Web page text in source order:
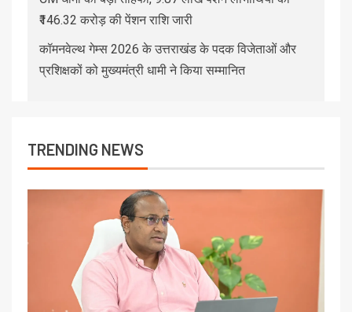
₹146.32 करोड़ की पेंशन राशि जारी
कॉमनवेल्थ गेम्स 2026 के उत्तराखंड के पदक विजेताओं और
प्रशिक्षकों को मुख्यमंत्री धामी ने किया सम्मानित
TRENDING NEWS